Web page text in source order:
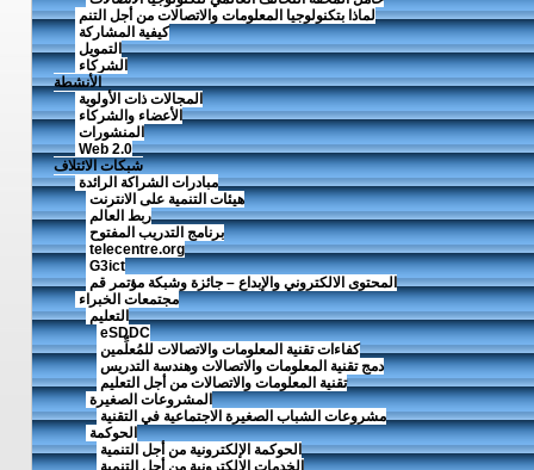
لماذا بتكنولوجيا المعلومات والاتصالات من أجل التنم
كيفية المشاركة
التمويل
الشركاء
الأنشطة
المجالات ذات الأولوية
الأعضاء والشركاء
المنشورات
Web 2.0
شبكات الائتلاف
مبادرات الشراكة الرائدة
هيئات التنمية على الانترنت
ربط العالم
برنامج التدريب المفتوح
telecentre.org
G3ict
المحتوى الالكتروني والإبداع – جائزة وشبكة مؤتمر قم
مجتمعات الخبراء
التعليم
eSDDC
كفاءات تقنية المعلومات والاتصالات للمُعلِّمين
دمج تقنية المعلومات والاتصالات وهندسة التدريس
تقنية المعلومات والاتصالات من أجل التعليم
المشروعات الصغيرة
مشروعات الشباب الصغيرة الاجتماعية في التقنية
الحوكمة
الحوكمة الإلكترونية من أجل التنمية
الخدمات الإلكترونية من أجل التنمية